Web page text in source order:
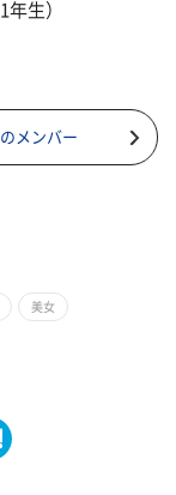
生）
メンバー
美女